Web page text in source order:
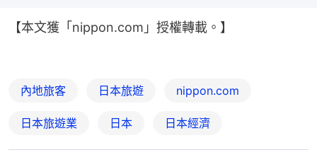
【本文獲「nippon.com」授權轉載。】
內地旅客 日本旅遊 nippon.com
日本旅遊業 日本 日本經濟